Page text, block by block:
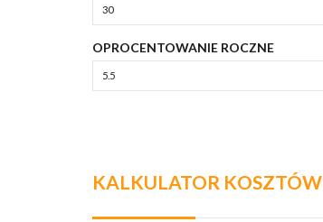
OPROCENTOWANIE ROCZNE
KALKULATOR KOSZTÓW